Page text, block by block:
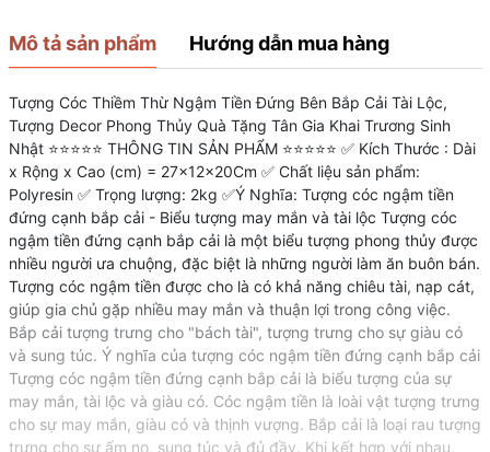
Mô tả sản phẩm Hướng dẫn mua hàng
Tượng Cóc Thiềm Thừ Ngậm Tiền Đứng Bên Bắp Cải Tài Lộc,
Tượng Decor Phong Thủy Quà Tặng Tân Gia Khai Trương Sinh
Nhật ⭐⭐⭐⭐⭐ THÔNG TIN SẢN PHẨM ⭐⭐⭐⭐⭐ ✅ Kích Thước : Dài
x Rộng x Cao (cm) = 27x12x20Cm ✅ Chất liệu sản phẩm:
Polyresin ✅ Trọng lượng: 2kg ✅Ý Nghĩa: Tượng cóc ngậm tiền
đứng cạnh bắp cải - Biểu tượng may mắn và tài lộc Tượng cóc
ngậm tiền đứng cạnh bắp cải là một biểu tượng phong thủy được
nhiều người ưa chuộng, đặc biệt là những người làm ăn buôn bán.
Tượng cóc ngậm tiền được cho là có khả năng chiêu tài, nạp cát,
giúp gia chủ gặp nhiều may mắn và thuận lợi trong công việc.
Bắp cải tượng trưng cho "bách tài", tượng trưng cho sự giàu có
và sung túc. Ý nghĩa của tượng cóc ngậm tiền đứng cạnh bắp cải
Tượng cóc ngậm tiền đứng cạnh bắp cải là biểu tượng của sự
may mắn, tài lộc và giàu có. Cóc ngậm tiền là loài vật tượng trưng
cho sự may mắn, giàu có và thịnh vượng. Bắp cải là loại rau tượng
trưng cho sự ấm no, sung túc và đủ đầy. Khi kết hợp với nhau,